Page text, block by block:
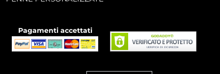
Pagamenti accettati